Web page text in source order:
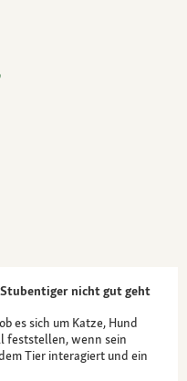
nicht gut geht
es sich um Katze, Hund
feststellen, wenn sein
Tier interagiert und ein